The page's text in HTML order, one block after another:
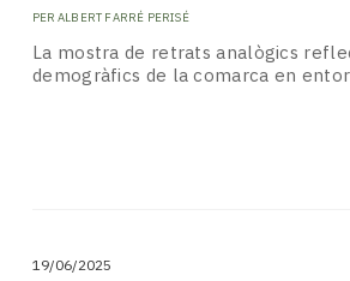
PER ALBERT FARRÉ PERISÉ
La mostra de retrats analògics
demogràfics de la comarca en
19/06/2025